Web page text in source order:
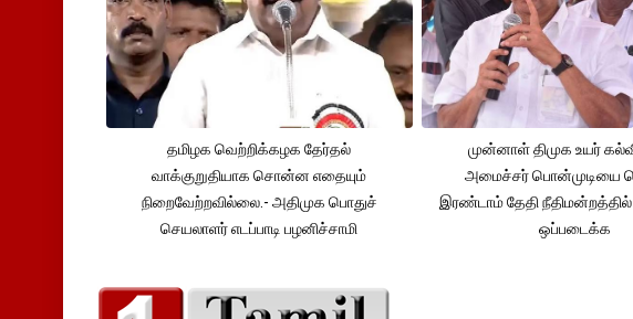
தமிழக வெற்றிக்கழக தேர்தல்
வாக்குறுதியாக சொன்ன எதையும்
நிறைவேற்றவில்லை.- அதிமுக பொதுச்
செயலாளர் எடப்பாடி பழனிச்சாமி
முன்னாள் திமுக உயர்
அமைச்சர் பொன்முடியை
இரண்டாம் தேதி
ஒப்படைக்க